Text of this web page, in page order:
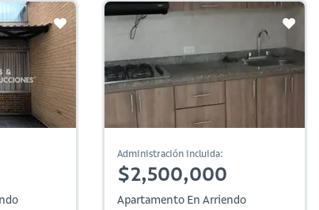
Administración incluida:
$2,500,000
Apartamento En Arriendo